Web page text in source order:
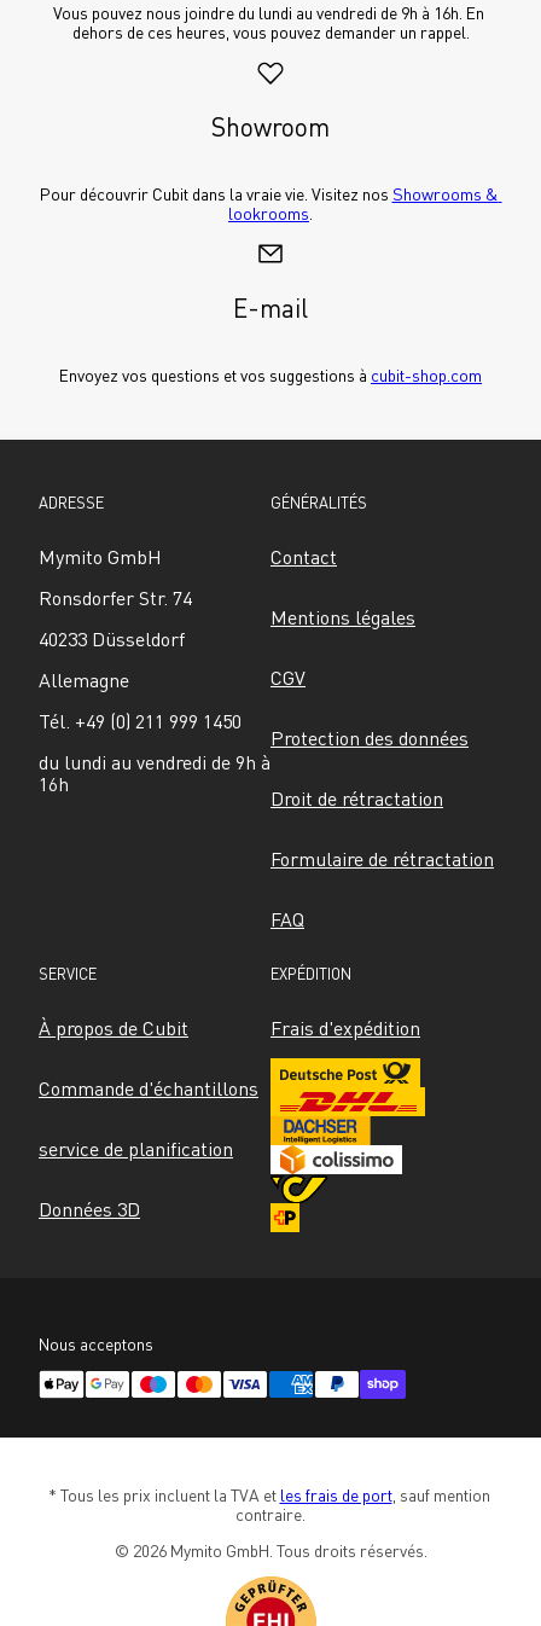
Vous pouvez nous joindre du lundi au vendredi de 9h à 16h. En
dehors de ces heures, vous pouvez demander un rappel.
Showroom
Pour découvrir Cubit dans la vraie vie. Visitez nos Showrooms &
lookrooms
E-mail
Envoyez vos questions et vos suggestions à cubit-shop.com
ADRESSE
Mymito GmbH
Ronsdorfer Str. 74
40233 Düsseldorf
Allemagne
Tél. +49 (0) 211 999 1450
du lundi au vendredi de 9h à
16h
GÉNÉRALITÉS
Contact
Mentions légales
CGV
Protection des données
Droit de rétractation
Formulaire de rétractation
FAQ
SERVICE
À propos de Cubit
Commande d'échantillons
service de planification
Données 3D
EXPÉDITION
Frais d'expédition
Nous acceptons
* Tous les prix incluent la TVA et les frais de port, sauf mention
contraire.
© 2026 Mymito GmbH. Tous droits réservés.